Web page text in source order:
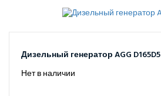
Дизельный генератор AGG D165D5
Нет в наличии